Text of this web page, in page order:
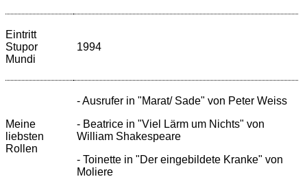
Eintritt
Stupor
Mundi
1994
Meine
liebsten
Rollen
- Ausrufer in "Marat/ Sade" von Peter Weiss
- Beatrice in "Viel Lärm um Nichts" von
William Shakespeare
- Toinette in "Der eingebildete Kranke" von
Moliere